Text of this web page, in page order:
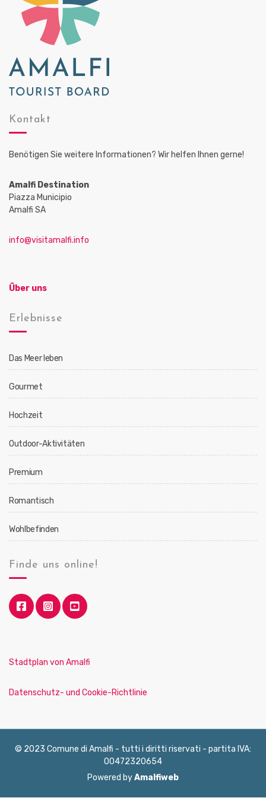
Kontakt
Benötigen Sie weitere Informationen? Wir helfen Ihnen gerne!
Amalfi Destination
Piazza Municipio
Amalfi SA
info@visitamalfi.info
Über uns
Erlebnisse
Das Meer leben
Gourmet
Hochzeit
Outdoor-Aktivitäten
Premium
Romantisch
Wohlbefinden
Finde uns online!
Stadtplan von Amalfi
Datenschutz- und Cookie-Richtlinie
© 2023 Comune di Amalfi - tutti i diritti riservati - partita IVA:
00472320654
Powered byAmalfiweb